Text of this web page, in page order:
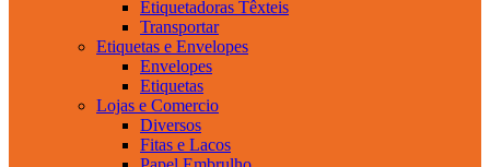
Etiquetadoras Têxteis
Transportar
Etiquetas e Envelopes
Envelopes
Etiquetas
Lojas e Comercio
Diversos
Fitas e Lacos